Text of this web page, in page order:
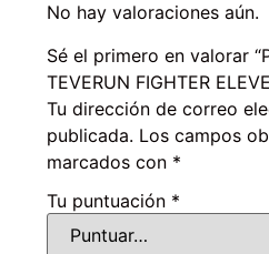
No hay valoraciones aún.
Sé el primero en valorar
TEVERUN FIGHTER
Tu dirección de correo
publicada. Los campos
marcados con *
Tu puntuación *